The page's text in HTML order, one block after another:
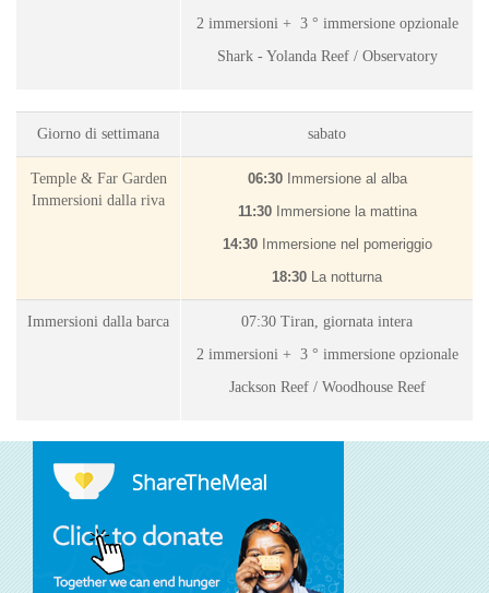
2 immersioni + 3 ° immersione opzionale
Shark - Yolanda Reef / Observatory
Giorno di settimana sabato
Temple & Far Garden
Immersioni dalla riva
06:30Immersione al alba
11:30 Immersione la mattina
14:30Immersione nel pomeriggio
18:30 La notturna
Immersioni dalla barca
07:30 Tiran, giornata intera
2 immersioni + 3 ° immersione opzionale
Jackson Reef / Woodhouse Reef